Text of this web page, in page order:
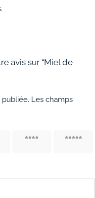
avis sur “Miel de
publiée. Les champs
4 étoiles
5 étoiles